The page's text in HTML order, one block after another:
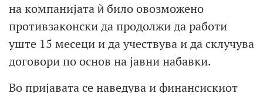
на компанијата ѝ било овозможено
противзаконски да продолжи да работи
уште 15 месеци и да учествува и да склучува
договори по основ на јавни набавки.
Во пријавата се наведува и финансискиот